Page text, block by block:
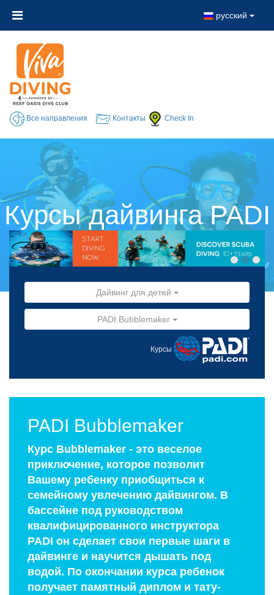
русский
Все направления Контакты Check In
Курсы дайвинга PADI
Дайвинг для детей
PADI Bubblemaker
Курсы
PADI Bubblemaker
Курс Bubblemaker - это веселое
приключение, которое позволит
Вашему ребенку приобщиться к
семейному увлечению дайвингом. В
бассейне под руководством
квалифицированного инструктора
PADI он сделает свои первые шаги в
дайвинге и научится дышать под
водой. По окончании курса ребенок
получает памятный диплом и тату-